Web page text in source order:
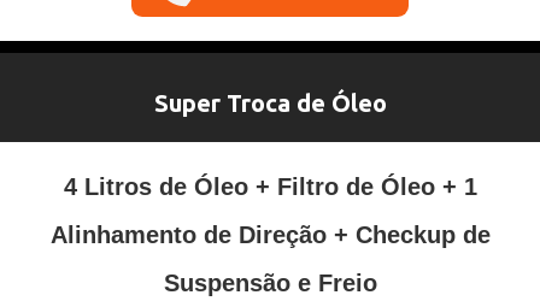
Super Troca de Óleo
4 Litros de Óleo + Filtro de Óleo + 1
Alinhamento de Direção + Checkup de
Suspensão e Freio